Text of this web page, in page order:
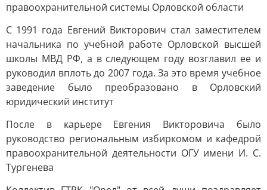
правоохранительной системы Орловской области
С 1991 года Евгений Викторович стал заместителем
начальника по учебной работе Орловской высшей
школы МВД РФ, а в следующем году возглавил ее и
руководил вплоть до 2007 года. За это время учебное
заведение было преобразовано в Орловский
юридический институт
После в карьере Евгения Викторовича было
руководство региональным избиркомом и кафедрой
правоохранительной деятельности ОГУ имени И. С.
Тургенева